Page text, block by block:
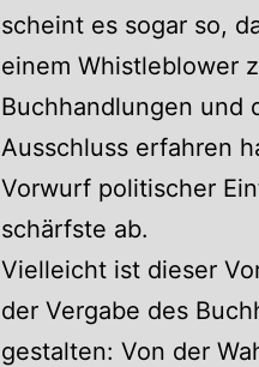
scheint es sogar so,
einem Whistleblower
Buchhandlungen und
Ausschluss erfahren
Vorwurf politischer
schärfste ab.
Vielleicht ist dieser
der Vergabe des
gestalten: Von der